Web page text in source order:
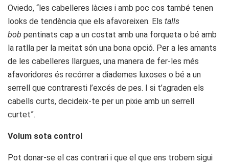
Oviedo, “les cabelleres làcies i amb poc cos també tenen
looks de tendència que els afavoreixen. Els talls
bob pentinats cap a un costat amb una forqueta o bé amb
la ratlla per la meitat són una bona opció. Per a les amants
de les cabelleres llargues, una manera de fer-les més
afavoridores és recórrer a diademes luxoses o bé a un
serrell que contraresti l’excés de pes. I si t’agraden els
cabells curts, decideix-te per un pixie amb un serrell
curtet”.
Volum sota control
Pot donar-se el cas contrari i que el que ens trobem sigui